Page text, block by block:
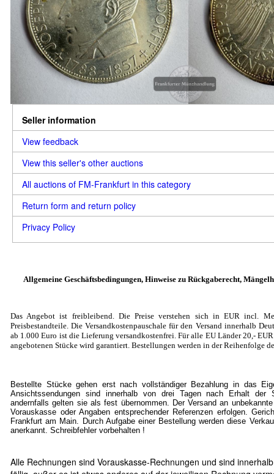
Seller information
View feedback
View this seller's other auctions
All auctions of FM-Frankfurt in this category
Return form and return policy
Privacy Policy
Allgemeine Geschäftsbedingungen, Hinweise zu Rückgaberecht,
Das Angebot ist freibleibend. Die Preise verstehen sich in EUR incl.
Preisbestandteile. Die Versandkostenpauschale für den Versand innerhalb
ab 1.000 Euro ist die Lieferung versandkostenfrei. Für alle EU Länder 20,-
angebotenen Stücke wird garantiert. Bestellungen werden in der Reihenfolge
Bestellte Stücke gehen erst nach vollständiger Bezahlung in das
Ansichtssendungen sind innerhalb von drei Tagen nach Erhalt der
andernfalls gelten sie als fest übernommen. Der Versand an
Vorauskasse oder Angaben entsprechender Referenzen erfolgen.
Frankfurt am Main. Durch Aufgabe einer Bestellung werden diese
anerkannt. Schreibfehler vorbehalten !
Alle Rechnungen sind Vorauskasse-Rechnungen und sind